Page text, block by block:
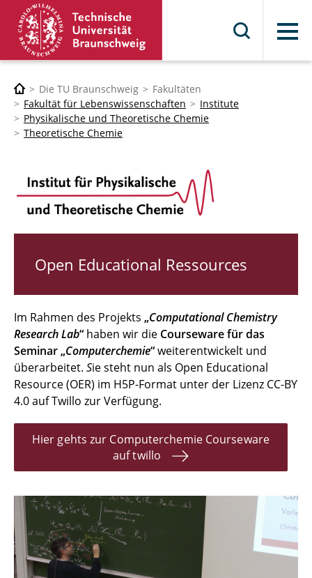
Menü
Die TU Braunschweig
Fakultäten
Fakultät für Lebenswissenschaften
Institute
Physikalische und Theoretische Chemie
Theoretische Chemie
Open Educational Ressources
Im Rahmen des Projekts „Computational Chemistry
Research Lab“ haben wir die Courseware für das
Seminar „Computerchemie“weiterentwickelt und
überarbeitet. Sie steht nun als Open Educational
Resource (OER) im H5P-Format unter der Lizenz CC-BY
4.0 auf Twillo zur Verfügung.
Hier gehts zur Computerchemie Courseware
auf twillo